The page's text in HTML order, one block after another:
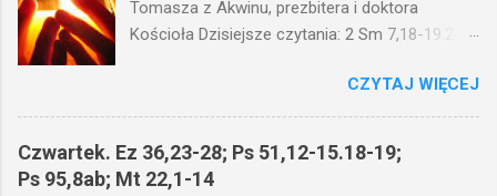
Tomasza z Akwinu, prezbitera i doktora
Kościoła Dzisiejsze czytania: 2 Sm 7,18-19.24-
(Mk 4,21-25) Jezus mówił ludowi: Czy po to
wnosi się światło, by je postawić pod korcem
lub pod łóżkiem? Czy nie po to, aby je postawić
na świeczniku? Nie ma bowiem nic ukrytego, co
CZYTAJ WIĘCEJ
Czwartek. Ez 36,23-28; Ps 51,12-15.18-19;
Ps 95,8ab; Mt 22,1-14